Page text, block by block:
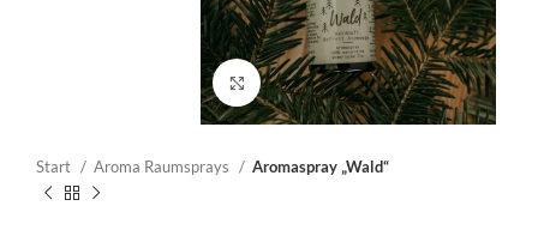
Click to enlarge
Start Aroma Raumsprays Aromaspray „Wald“